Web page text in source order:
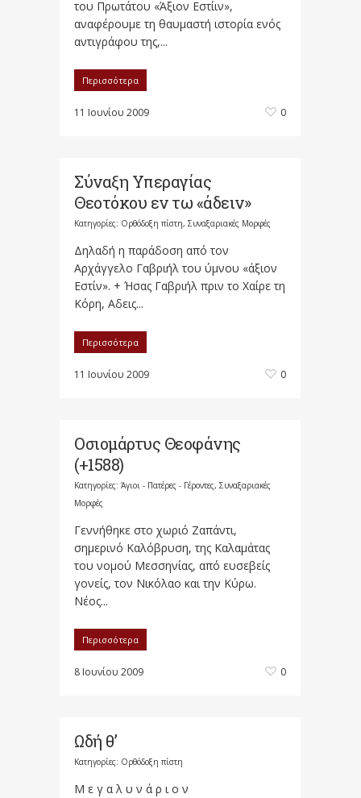
του Πρωτάτου «Άξιον Εστίιν»,
αναφέρουμε τη θαυμαστή ιστορία ενός
αντιγράφου της,...
Περισσότερα
11 Ιουνίου 2009 0
Σύναξη Υπεραγίας
Θεοτόκου εν τω «άδειν»
Κατηγορίες: Ορθόδοξη πίστη, Συναξαριακές Μορφές
Δηλαδή η παράδοση από τον
Αρχάγγελο Γαβριήλ του ύμνου «άξιον
Εστίν». + Ήσας Γαβριήλ πριν το Xαίρε τη
Kόρη, Αδεις...
Περισσότερα
11 Ιουνίου 2009 0
Οσιομάρτυς Θεοφάνης
(+1588)
Κατηγορίες: Άγιοι - Πατέρες - Γέροντες, Συναξαριακές
Μορφές
Γεννήθηκε στο χωριό Ζαπάντι,
σημερινό Καλόβρυση, της Καλαμάτας
του νομού Μεσσηνίας, από ευσεβείς
γονείς, τον Νικόλαο και την Κύρω.
Νέος...
Περισσότερα
8 Ιουνίου 2009 0
Ωδή θ’
Κατηγορίες: Ορθόδοξη πίστη
Μ ε γ α λ υ ν ά ρ ι ο ν